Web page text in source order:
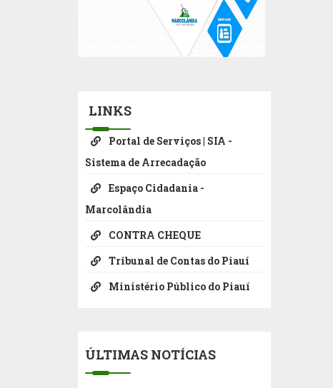
LINKS
Portal de Serviços | SIA -
Sistema de Arrecadação
Espaço Cidadania -
Marcolândia
CONTRA CHEQUE
Tribunal de Contas do Piauí
Ministério Público do Piauí
ÚLTIMAS NOTÍCIAS